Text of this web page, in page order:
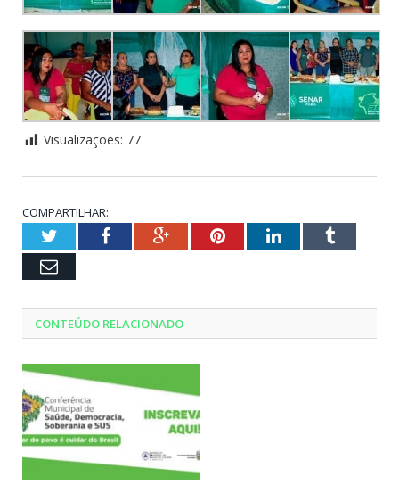
Visualizações: 77
COMPARTILHAR:
TwitterFacebookGoogle+PinterestLinkedInTumblr
Email
CONTEÚDO RELACIONADO